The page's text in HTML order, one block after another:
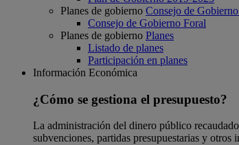
Planes de gobierno Consejo de
Consejo de Gobierno Foral
Planes de gobierno Planes
Listado de planes
Participación en planes
Información Económica
¿Cómo se gestiona el presupuesto?
La administración del dinero público
subvenciones, partidas presupuestarias y otros